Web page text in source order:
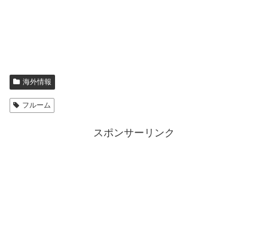
海外情報
フルーム
スポンサーリンク